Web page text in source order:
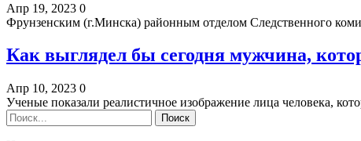
Апр 19, 2023 0
Фрунзенским (г.Минска) районным отделом Следственного
Как выглядел бы сегодня мужчина,
Апр 10, 2023 0
Ученые показали реалистичное изображение лица человека,